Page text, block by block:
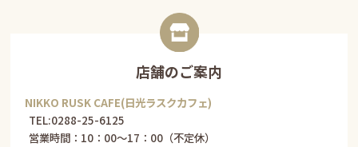
店舗のご案内
NIKKO RUSK CAFE(日光ラスクカフェ)
TEL:0288-25-6125
営業時間：10：00～17：00（不定休）